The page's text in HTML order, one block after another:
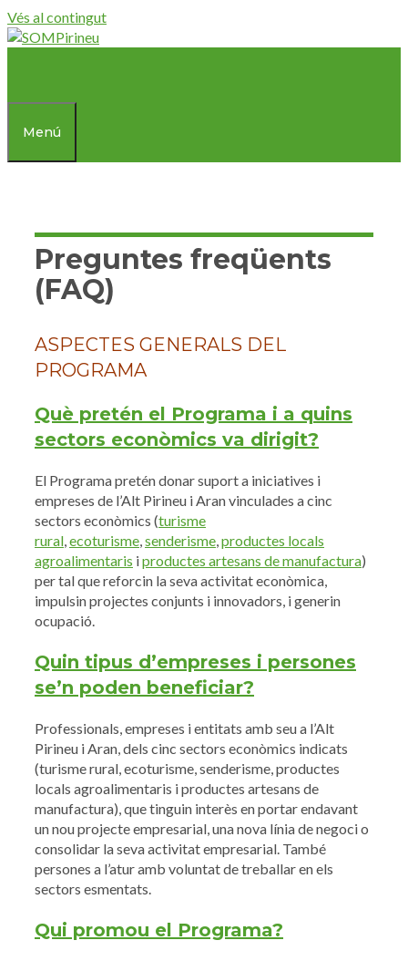
Vés al contingut
Menú
Preguntes freqüents
(FAQ)
ASPECTES GENERALS DEL
PROGRAMA
Què pretén el Programa i a quins
sectors econòmics va dirigit?
El Programa pretén donar suport a iniciatives i
empreses de l’Alt Pirineu i Aran vinculades a cinc
sectors econòmics (turisme
rural,ecoturisme,senderisme,productes locals
agroalimentaris iproductes artesans de manufactura)
per tal que reforcin la seva activitat econòmica,
impulsin projectes conjunts i innovadors, i generin
ocupació.
Quin tipus d’empreses i persones
se’n poden beneficiar?
Professionals, empreses i entitats amb seu a l’Alt
Pirineu i Aran, dels cinc sectors econòmics indicats
(turisme rural, ecoturisme, senderisme, productes
locals agroalimentaris i productes artesans de
manufactura), que tinguin interès en portar endavant
un nou projecte empresarial, una nova línia de negoci o
consolidar la seva activitat empresarial. També
persones a l’atur amb voluntat de treballar en els
sectors esmentats.
Qui promou el Programa?